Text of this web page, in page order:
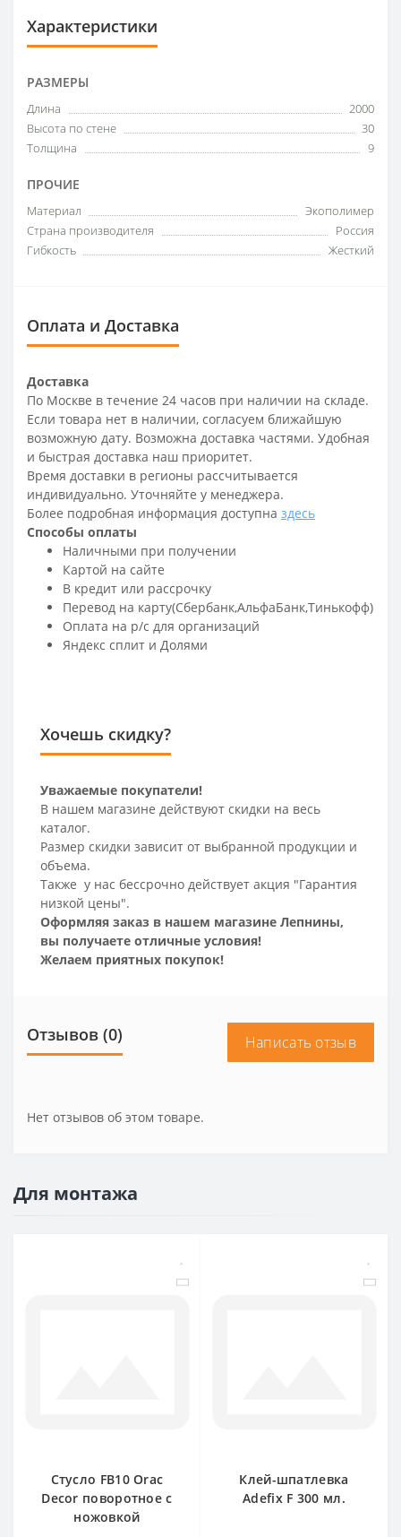
Характеристики
РАЗМЕРЫ
Длина
2000
Высота по стене
30
Толщина
9
ПРОЧИЕ
Материал
Экополимер
Страна производителя
Россия
Гибкость
Жесткий
Оплата и Доставка
Доставка
По Москве в течение 24 часов при наличии на складе.
Если товара нет в наличии, согласуем ближайшую
возможную дату. Возможна доставка частями. Удобная
и быстрая доставка наш приоритет.
Время доставки в регионы рассчитывается
индивидуально. Уточняйте у менеджера.
Более подробная информация доступна здесь
Способы оплаты
Наличными при получении
Картой на сайте
В кредит или рассрочку
Перевод на карту(Сбербанк,АльфаБанк,Тинькофф)
Оплата на р/c для организаций
Яндекс сплит и Долями
Хочешь скидку?
Уважаемые покупатели!
В нашем магазине действуют скидки на весь
каталог.
Размер скидки зависит от выбранной продукции и
объема.
Также у нас бессрочно действует акция "Гарантия
низкой цены".
Оформляя заказ в нашем магазине Лепнины,
вы получаете отличные условия!
Желаем приятных покупок!
Отзывов (0) Написать отзыв
Нет отзывов об этом товаре.
Для монтажа
Стусло FB10 Orac
Decor поворотное с
ножовкой
Клей-шпатлевка
Adefix F 300 мл.